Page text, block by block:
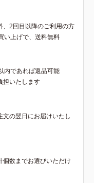
、2回目以降のご利用の方
い上げで、送料無料
内であれば返品可能
担いたします
の翌日にお届けいたし
数までお選びいただけ